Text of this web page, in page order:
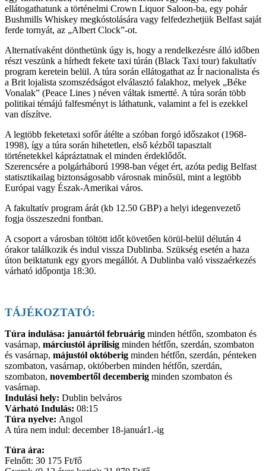
ellátogathatunk a történelmi Crown Liquor Saloon-ba, egy pohár
Bushmills Whiskey megkóstolására vagy felfedezhetjük Belfast saját
ferde tornyát, az „Albert Clock”-ot.
Alternatívaként dönthetünk úgy is, hogy a rendelkezésre álló időben
részt veszünk a hírhedt fekete taxi túrán (Black Taxi tour) fakultatív
program keretein belül. A túra során ellátogathat az Ír nacionalista és
a Brit lojalista szomszédságot elválasztó falakhoz, melyek „Béke
Vonalak” (Peace Lines ) néven váltak ismertté. A túra során több
politikai témájú falfesményt is láthatunk, valamint a fel is ezekkel
van díszítve.
A legtöbb feketetaxi sofőr átélte a szóban forgó időszakot (1968-
1998), így a túra során hihetetlen, első kézből tapasztalt
történetekkel kápráztatnak el minden érdeklődőt.
Szerencsére a polgárháború 1998-ban véget ért, azóta pedig Belfast
statisztikailag biztonságosabb városnak minősül, mint a legtöbb
Európai vagy Észak-Amerikai város.
A fakultatív program árát (kb 12.50 GBP) a helyi idegenvezető
fogja összeszedni fontban.
A csoport a városban töltött időt követően körül-belül délután 4
órakor találkozik és indul vissza Dublinba. Szükség esetén a haza
úton beiktatunk egy gyors megállót. A Dublinba való visszaérkezés
várható időpontja 18:30.
TÁJÉKOZTATÓ:
Túra indulása: januártól februárig minden hétfőn, szombaton és
vasárnap, márciustól áprilisig minden hétfőn, szerdán, szombaton
és vasárnap, májustól októberig minden hétfőn, szerdán, pénteken
szombaton, vasárnap, októberben minden hétfőn, szerdán,
szombaton, novembertől decemberig minden szombaton és
vasárnap.
Indulási hely: Dublin belváros
Várható Indulás: 08:15
Túra nyelve: Angol
A túra nem indul: december 18-január1.-ig
Túra ára:
Felnőtt: 30 175 Ft/fő